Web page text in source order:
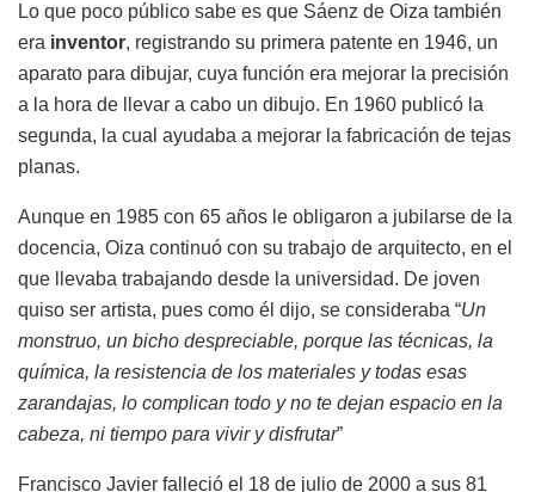
Lo que poco público sabe es que Sáenz de Oiza también
era inventor, registrando su primera patente en 1946, un
aparato para dibujar, cuya función era mejorar la precisión
a la hora de llevar a cabo un dibujo. En 1960 publicó la
segunda, la cual ayudaba a mejorar la fabricación de tejas
planas.
Aunque en 1985 con 65 años le obligaron a jubilarse de la
docencia, Oiza continuó con su trabajo de arquitecto, en el
que llevaba trabajando desde la universidad. De joven
quiso ser artista, pues como él dijo, se consideraba “Un
monstruo, un bicho despreciable, porque las técnicas, la
química, la resistencia de los materiales y todas esas
zarandajas, lo complican todo y no te dejan espacio en la
cabeza, ni tiempo para vivir y disfrutar”
Francisco Javier falleció el 18 de julio de 2000 a sus 81